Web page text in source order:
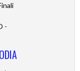
-